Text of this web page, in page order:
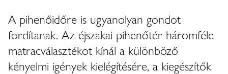
A pihenőidőre is ugyanolyan gondot
fordítanak. Az éjszakai pihenőtér háromféle
matracválasztékot kínál a különböző
kényelmi igények kielégítésére, a kiegészítők